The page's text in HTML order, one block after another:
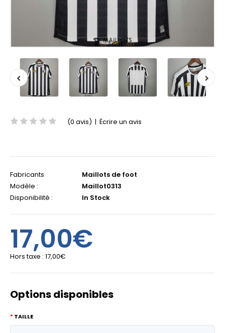
(0 avis) | Écrire un avis
Fabricants
Maillots de foot
Modèle :
Maillot0313
Disponibilité :
In Stock
17,00€
Hors taxe : 17,00€
Options disponibles
TAILLE